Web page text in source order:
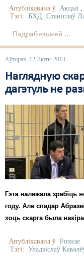
Апублікавана ў Акцыі ,
Тэгі: БХД Станіслаў
Падрабязьней ...
Аўторак, 12 Люты 2013
Наглядную
дагэтуль не
Гэта належала зрабіць
году. Але спадар
хоць скарга была
Апублікавана ў Рознае
Тэгі: Уладзіслаў